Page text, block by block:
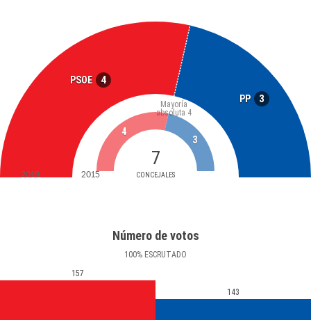
PSOE 4
PP 3
7
CONCEJALES
Mayoría
absoluta 4
4
3
2019 2015
Número de votos
100% ESCRUTADO
157
143